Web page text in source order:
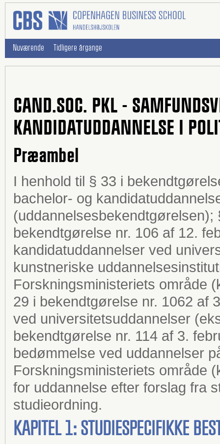
Nuværende Tidligere årgange
CAND.SOC. PKL -
KANDIDATUDDANNELSE I
Præambel
I henhold til § 33 i
bachelor- og
bekendtgørelse nr. 106 af 12.
kandidatuddannelser ved
kunstneriske
Forskningsministeriets område
29 i bekendtgørelse nr. 1062 af
ved universitetsuddannelser
bekendtgørelse nr. 114 af 3.
bedømmelse ved uddannelser
Forskningsministeriets område
for uddannelse efter forslag fra
studieordning.
KAPITEL 1: STUDIESPECIFIKKE